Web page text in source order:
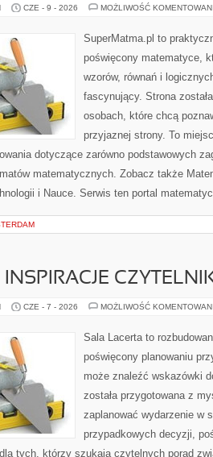
CZE - 9 - 2026 MOŻLIWOŚĆ
SuperMatma.pl to
poświęcony matematyce,
wzorów, równań i
fascynujący. Strona
osobach, które chcą
przyjaznej strony. To
dotyczące zarówno podstawowych
matematycznych. Zobacz także
i Nauce. Serwis ten portal
INSPIRACJE
CZE - 7 - 2026 MOŻLIWOŚĆ
Sala Lacerta to
poświęcony planowaniu
może znaleźć wskazówki
została przygotowana z
zaplanować wydarzenie w
przypadkowych decyzji,
tych, którzy szukają czytelnych porad